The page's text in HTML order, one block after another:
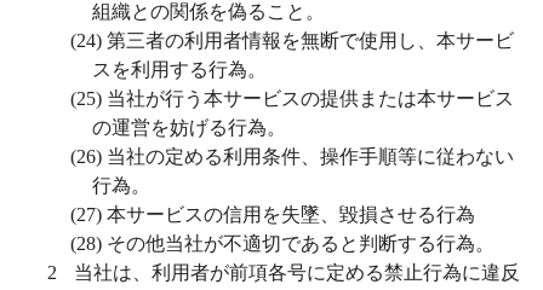
組織との関係を偽ること。
(24) 第三者の利用者情報を無断で使用し、本サービ
スを利用する行為。
(25) 当社が行う本サービスの提供または本サービス
の運営を妨げる行為。
(26) 当社の定める利用条件、操作手順等に従わない
行為。
(27) 本サービスの信用を失墜、毀損させる行為
(28) その他当社が不適切であると判断する行為。
2
当社は、利用者が前項各号に定める禁止行為に違反